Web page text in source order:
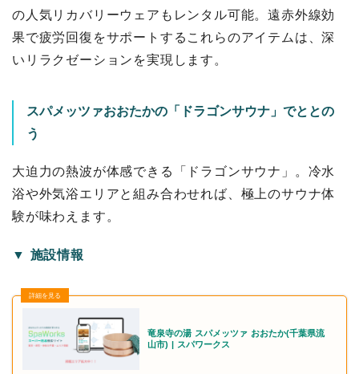
の人気リカバリーウェアもレンタル可能。遠赤外線効
果で疲労回復をサポートするこれらのアイテムは、深
いリラクゼーションを実現します。
スパメッツァおおたかの「ドラゴンサウナ」でととの
う
大迫力の熱波が体感できる「ドラゴンサウナ」。冷水
浴や外気浴エリアと組み合わせれば、極上のサウナ体
験が味わえます。
▼ 施設情報
竜泉寺の湯 スパメッツァ おおたか(千葉県流
山市) | スパワークス